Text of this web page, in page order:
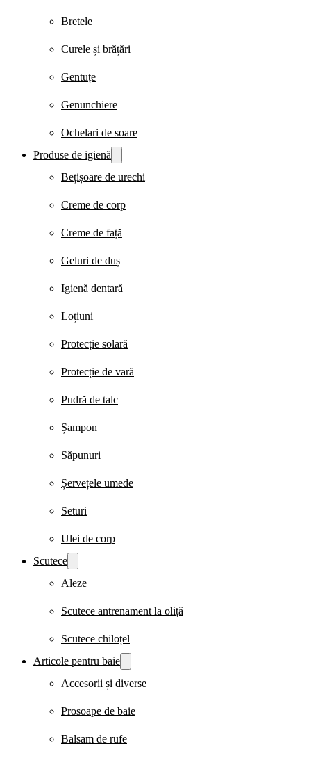
Bretele
Curele și brățări
Gentuțe
Genunchiere
Ochelari de soare
Produse de igienă
Bețișoare de urechi
Creme de corp
Creme de față
Geluri de duș
Igienă dentară
Loțiuni
Protecție solară
Protecție de vară
Pudră de talc
Șampon
Săpunuri
Șervețele umede
Seturi
Ulei de corp
Scutece
Aleze
Scutece antrenament la oliță
Scutece chiloțel
Articole pentru baie
Accesorii și diverse
Prosoape de baie
Balsam de rufe